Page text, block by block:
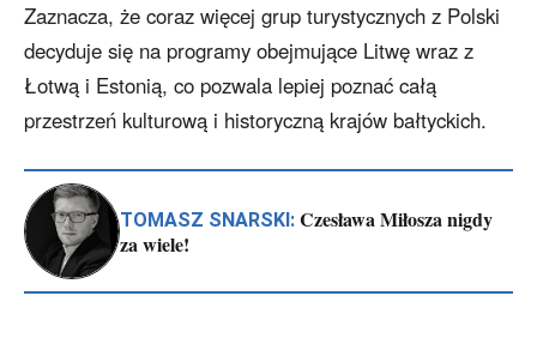
Zaznacza, że coraz więcej grup turystycznych z Polski
decyduje się na programy obejmujące Litwę wraz z
Łotwą i Estonią, co pozwala lepiej poznać całą
przestrzeń kulturową i historyczną krajów bałtyckich.
TOMASZ SNARSKI: Czesława Miłosza nigdy
za wiele!